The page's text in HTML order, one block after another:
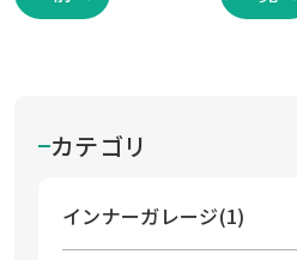
カテゴリ
インナーガレージ(1)